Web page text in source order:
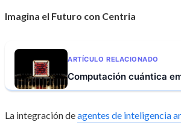
Imagina el Futuro con Centria
ARTÍCULO RELACIONADO
Computación cuántica
La integración deagentes de inteligencia